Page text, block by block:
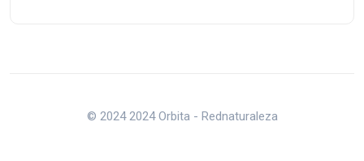
© 2024 2024 Orbita - Rednaturaleza